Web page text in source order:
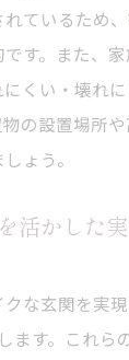
ているため
す。また、
くい・壊れ
の設置場所
ょう。
活かした
な玄関を実
ます。これら